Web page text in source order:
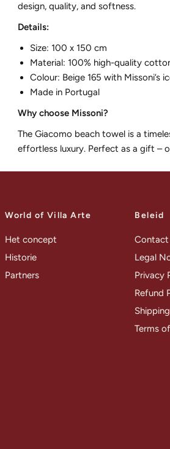
design, quality, and softness.
Details:
Size: 100 x 150 cm
Material: 100% high-quality
Colour: Beige 165 with Missoni’s
Made in Portugal
Why choose Missoni?
The Giacomo beach towel is a
effortless luxury. Perfect as a gift –
World of Villa Arte
Het concept
Historie
Partners
Beleid
Legal
Privacy
Refund
Terms